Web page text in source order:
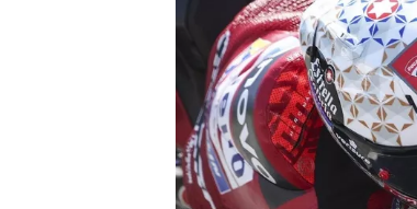
NASCAR CUP